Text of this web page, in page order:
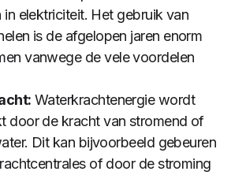
in elektriciteit. Het gebruik van
is de afgelopen jaren enorm
vanwege de vele voordelen
Waterkrachtenergie wordt
door de kracht van stromend of
Dit kan bijvoorbeeld gebeuren
of door de stroming